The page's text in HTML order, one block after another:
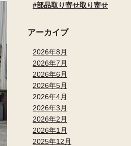
部品取り寄せ取り寄せ
アーカイブ
2026年8月
2026年7月
2026年6月
2026年5月
2026年4月
2026年3月
2026年2月
2026年1月
2025年12月